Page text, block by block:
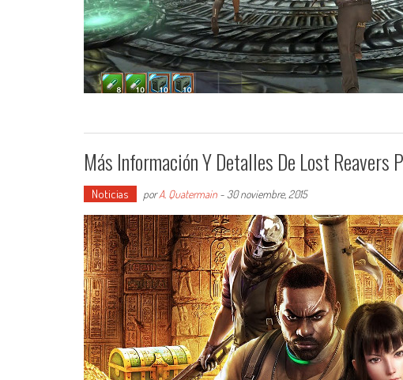
Más Información Y Detalles De Lost Reavers
Noticias porA. Quatermain - 30 noviembre, 2015